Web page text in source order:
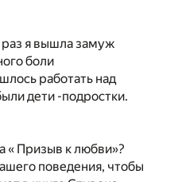
раз я вышла замуж
боли
работать над
дети -подростки.
« Призыв к любви»?
поведения, чтобы